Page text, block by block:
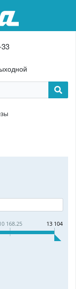
168.25 13 104